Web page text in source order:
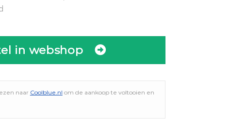
in webshop
naar Coolblue.nl om de aankoop te voltooien en